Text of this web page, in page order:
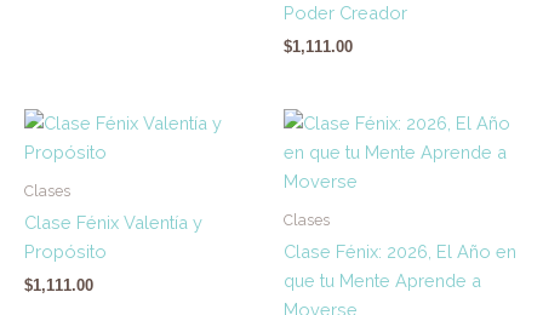
Poder Creador
$1,111.00
Clases
Clase Fénix Valentía y
Propósito
$1,111.00
Clases
Clase Fénix: 2026, El Año en
que tu Mente Aprende a
Moverse